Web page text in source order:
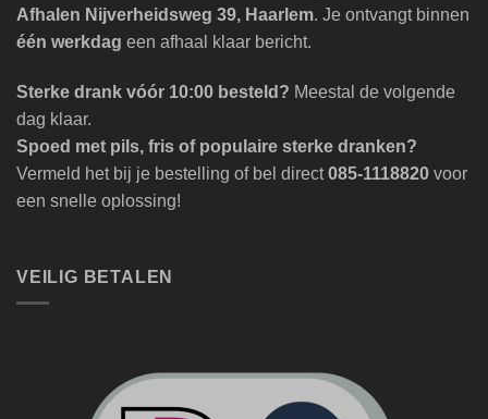
Afhalen Nijverheidsweg 39, Haarlem. Je ontvangt binnen
één werkdag een afhaal klaar bericht.
Sterke drank vóór 10:00 besteld? Meestal de volgende
dag klaar.
Spoed met pils, fris of populaire sterke dranken?
Vermeld het bij je bestelling of bel direct085-1118820 voor
een snelle oplossing!
VEILIG BETALEN